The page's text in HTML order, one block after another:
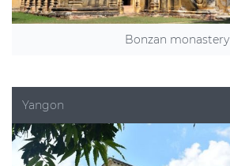
Bonzan monastery
Yangon